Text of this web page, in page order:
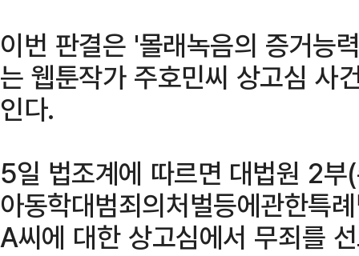
이번 판결은 '몰래녹음의 증거능
는 웹툰작가 주호민씨 상고심 사
인다.
5일 법조계에 따르면 대법원 2
아동학대범죄의처벌등에관한특
A씨에 대한 상고심에서 무죄를